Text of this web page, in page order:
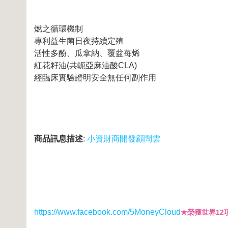
燃之循環機制
專利益生菌日夜持續定殖
活性多酚、瓜拿納、覆盆苺烯
紅花籽油(共軛亞麻油酸CLA)
經臨床實驗證明安全無任何副作用
商品訊息描述: 小資財商開發顧問雲
https://www.facebook.com/5MoneyCloud★榮獲世界12